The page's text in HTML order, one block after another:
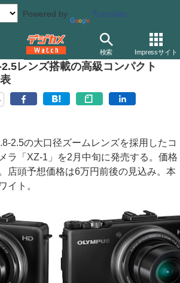
Powered by Translate
検索 Impressサイト
レンズ一体型（コンパクト）カメラ オ
レンズ搭載の高級コンパクト
2.5の大口径ズームレンズを採用したコ
ラ「XZ-1」を2月中旬に発売する。価格
店頭予想価格は6万円前後の見込み。本
イト。